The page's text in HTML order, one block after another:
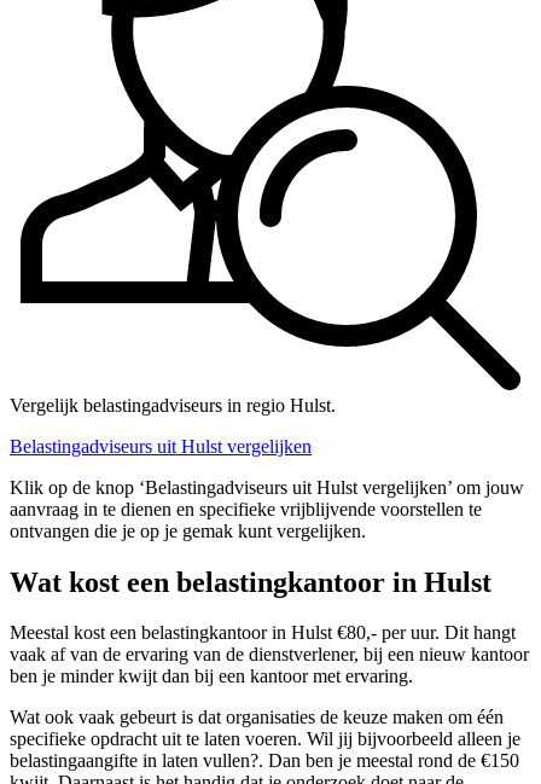
Vergelijk belastingadviseurs in regio Hulst.
Belastingadviseurs uit Hulst vergelijken
Klik op de knop ‘Belastingadviseurs uit Hulst vergelijken’ om jouw
aanvraag in te dienen en specifieke vrijblijvende voorstellen te
ontvangen die je op je gemak kunt vergelijken.
Wat kost een belastingkantoor in Hulst
Meestal kost een belastingkantoor in Hulst €80,- per uur. Dit hangt
vaak af van de ervaring van de dienstverlener, bij een nieuw kantoor
ben je minder kwijt dan bij een kantoor met ervaring.
Wat ook vaak gebeurt is dat organisaties de keuze maken om één
specifieke opdracht uit te laten voeren. Wil jij bijvoorbeeld alleen je
belastingaangifte in laten vullen?. Dan ben je meestal rond de €150